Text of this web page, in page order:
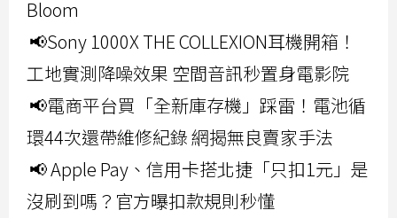
Bloom
📢Sony 1000X THE COLLEXION耳機開箱！
工地實測降噪效果 空間音訊秒置身電影院
📢電商平台買「全新庫存機」踩雷！電池循
環44次還帶維修紀錄 網揭無良賣家手法
📢 Apple Pay、信用卡搭北捷「只扣1元」是
沒刷到嗎？官方曝扣款規則秒懂